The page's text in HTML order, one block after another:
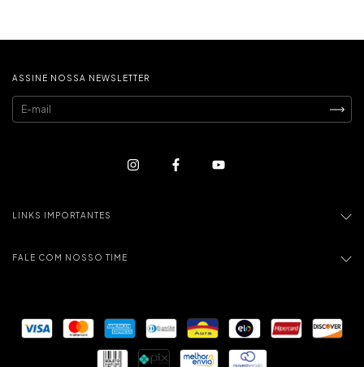
ASSINE NOSSA NEWSLETTER
LINKS IMPORTANTES
FALE COM NOSSO TIME